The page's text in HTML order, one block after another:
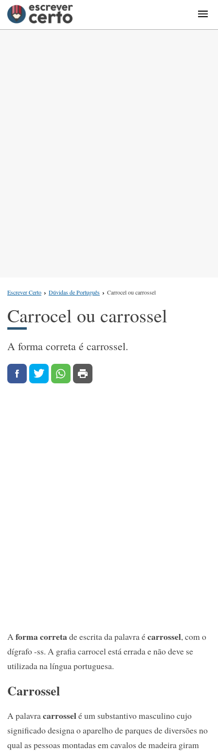
Escrever Certo Dúvidas de Português Carrocel ou carrossel
Carrocel ou carrossel
A forma correta é carrossel.
Aforma corretade escrita da palavra écarrossel, com o
dígrafo -ss. A grafia carrocel está errada e não deve se
utilizada na língua portuguesa.
Carrossel
A palavracarrosselé um substantivo masculino cujo
significado designa o aparelho de parques de diversões no
qual as pessoas montadas em cavalos de madeira giram